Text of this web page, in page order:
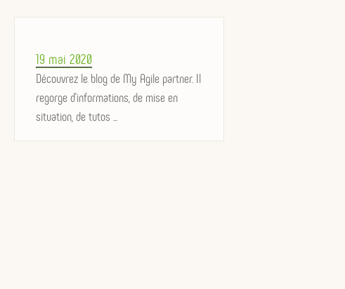
Posted
on
19 mai 2020
Découvrez le blog de My Agile partner. Il
regorge d'informations, de mise en
situation, de tutos ...